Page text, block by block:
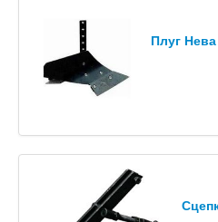
Плуг Нева